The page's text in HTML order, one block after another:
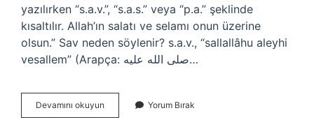
yazılırken “s.a.v.”, “s.a.s.” veya “p.a.” şeklinde
kısaltılır. Allah’ın salatı ve selamı onun üzerine
olsun.” Sav neden söylenir? s.a.v., “sallallâhu aleyhi
vesallem” (Arapça: صلى الله عليه…
Devamını okuyun
Mi
Yorum Bırak